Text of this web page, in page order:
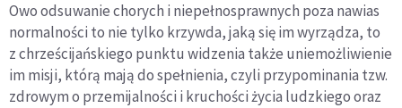
Owo odsuwanie chorych i niepełnosprawnych poza nawias
normalności to nie tylko krzywda, jaką się im wyrządza, to
z chrześcijańskiego punktu widzenia także uniemożliwienie
im misji, którą mają do spełnienia, czyli przypominania tzw.
zdrowym o przemijalności i kruchości życia ludzkiego oraz